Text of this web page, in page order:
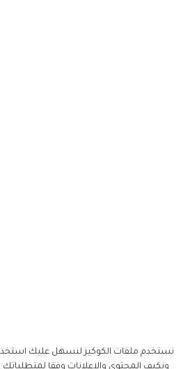
نستخدم ملفات الكوكيز لنسهل عليك
ونكيف المحتوى والإعلانات وفقا لمتطلباتك